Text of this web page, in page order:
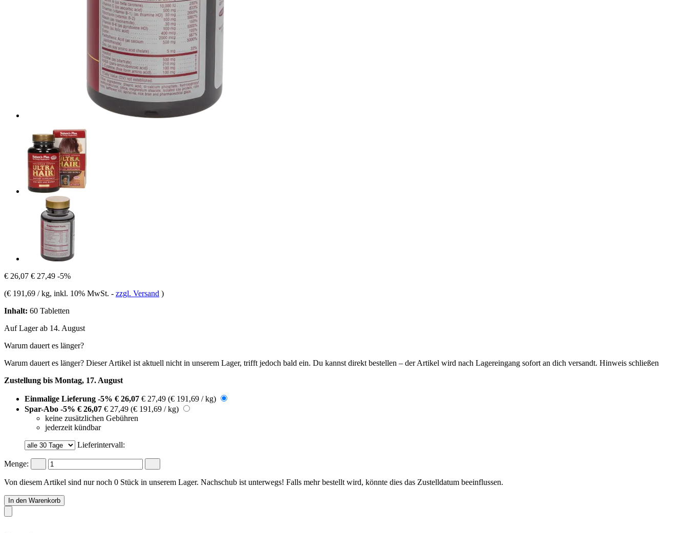
€ 26,07 € 27,49 -5%
(€ 191,69 / kg, inkl. 10% MwSt. - zzgl. Versand )
Inhalt: 60 Tabletten
Auf Lager ab 14. August
Warum dauert es länger?
Warum dauert es länger? Dieser Artikel ist aktuell nicht in unserem Lager, trifft jedoch bald ein. Du kannst direkt bestellen – der Artikel wird nach Lagereingang sofort an dich versandt. Hinweis schließen
Zustellung bis Montag, 17. August
Einmalige Lieferung -5% € 26,07 € 27,49 (€ 191,69 / kg)
Spar-Abo -5% € 26,07 € 27,49 (€ 191,69 / kg)
keine zusätzlichen Gebühren
jederzeit kündbar
Lieferintervall:
Menge:
Von diesem Artikel sind nur noch 0 Stück in unserem Lager. Nachschub ist unterwegs! Falls mehr bestellt wird, könnte dies das Zustelldatum beeinflussen.
In den Warenkorb